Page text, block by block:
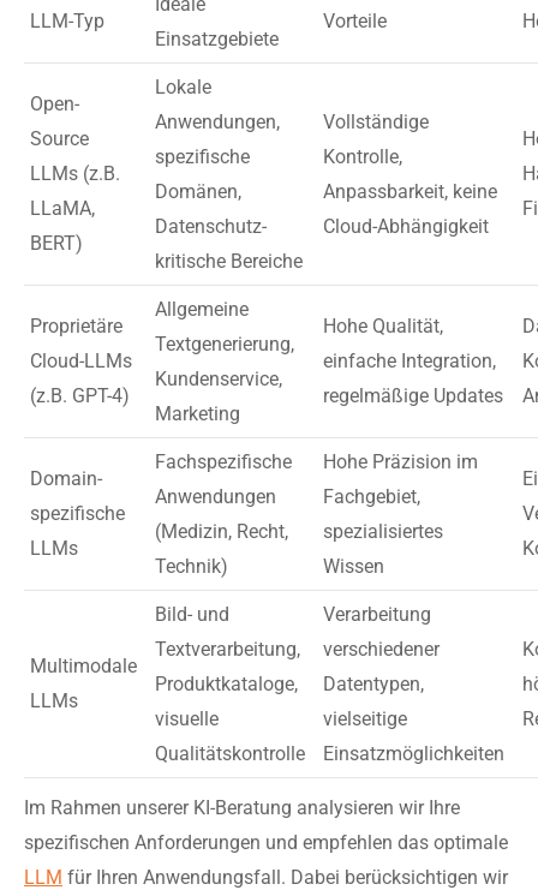
LLM-Typ
Einsatzgebiete
Vorteile
Open-
Source
LLMs (z.B.
LLaMA,
BERT)
Lokale
Anwendungen,
spezifische
Domänen,
Datenschutz-
kritische Bereiche
Vollständige
Kontrolle,
Anpassbarkeit, keine
Cloud-Abhängigkeit
Proprietäre
Cloud-LLMs
(z.B. GPT-4)
Allgemeine
Textgenerierung,
Kundenservice,
Marketing
Hohe Qualität,
einfache Integration,
regelmäßige Updates
Domain-
spezifische
LLMs
Fachspezifische
Anwendungen
(Medizin, Recht,
Technik)
Hohe Präzision im
Fachgebiet,
spezialisiertes
Wissen
Multimodale
LLMs
Bild- und
Textverarbeitung,
Produktkataloge,
visuelle
Qualitätskontrolle
Verarbeitung
verschiedener
Datentypen,
vielseitige
Einsatzmöglichkeiten
Im Rahmen unserer KI-Beratung analysieren wir Ihre
spezifischen Anforderungen und empfehlen das optimale
LLM für Ihren Anwendungsfall. Dabei berücksichtigen wir